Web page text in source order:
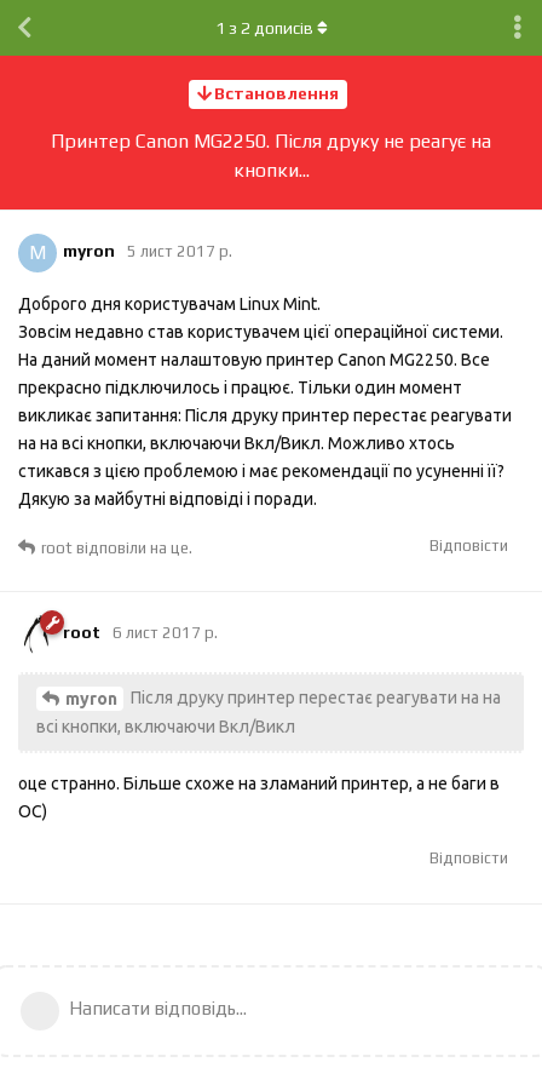
Встановлення
Принтер Canon MG2250. Після друку не реагує на
кнопки...
1 з 2 дописів
M myron 5 лист 2017 р.
Доброго дня користувачам Linux Mint.
Зовсім недавно став користувачем цієї операційної системи.
На даний момент налаштовую принтер Canon MG2250. Все
прекрасно підключилось і працює. Тільки один момент
викликає запитання: Після друку принтер перестає реагувати
на на всі кнопки, включаючи Вкл/Викл. Можливо хтось
стикався з цією проблемою і має рекомендації по усуненні її?
Дякую за майбутні відповіді і поради.
Відповісти
root відповіли на це.
root 6 лист 2017 р.
myron
Після друку принтер перестає реагувати на на
всі кнопки, включаючи Вкл/Викл
оце странно. Більше схоже на зламаний принтер, а не баги в
ОС)
Відповісти
Написати відповідь...